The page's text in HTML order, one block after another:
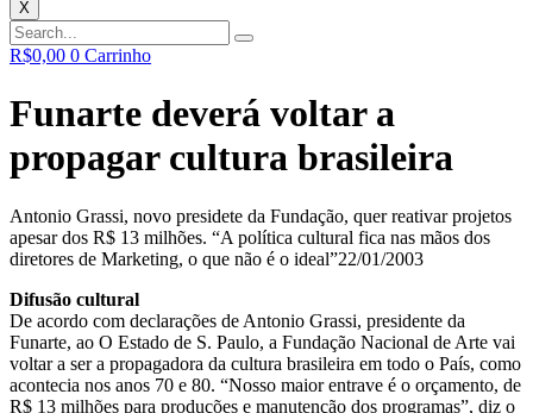
X
R$0,00 0 Carrinho
Funarte deverá voltar a
propagar cultura brasileira
Antonio Grassi, novo presidete da Fundação, quer reativar projetos
apesar dos R$ 13 milhões. “A política cultural fica nas mãos dos
diretores de Marketing, o que não é o ideal”22/01/2003
Difusão cultural
De acordo com declarações de Antonio Grassi, presidente da
Funarte, ao O Estado de S. Paulo, a Fundação Nacional de Arte vai
voltar a ser a propagadora da cultura brasileira em todo o País, como
acontecia nos anos 70 e 80. “Nosso maior entrave é o orçamento, de
R$ 13 milhões para produções e manutenção dos programas”, diz o